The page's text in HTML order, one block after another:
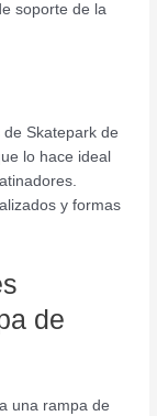
soporte de la
Skatepark de
lo hace ideal
y formas
de
una rampa de